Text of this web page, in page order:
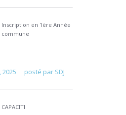
Inscription en 1ère Année
commune
2025 posté par SDJ
CAPACITI